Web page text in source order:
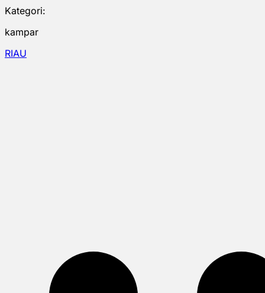
Kategori:
kampar
RIAU